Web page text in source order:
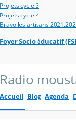
Projets cycle 3
Projets cycle 4
Bravo les artisans
Foyer Socio éducatif
Radio
Accueil Blog Agenda